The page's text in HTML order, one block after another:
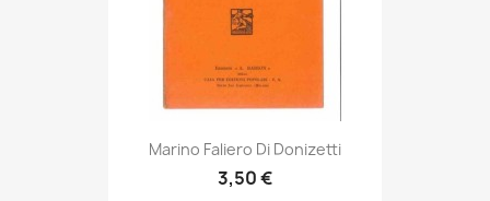
Marino Faliero Di Donizetti
3,50 €